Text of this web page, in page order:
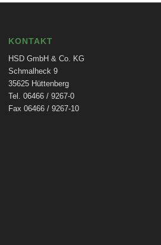
KONTAKT
HSD GmbH & Co. KG
Schmalheck 9
35625 Hüttenberg
Tel. 06466 / 9267-0
Fax 06466 / 9267-10